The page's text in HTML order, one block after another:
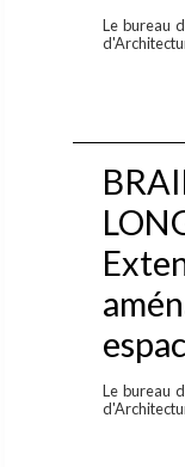
Le bureau
Le bureau